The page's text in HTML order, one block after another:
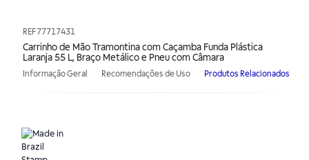
REF77717431
Carrinho de Mão Tramontina com Caçamba Funda Plástica
Laranja 55 L, Braço Metálico e Pneu com Câmara
Informação Geral Recomendações de Uso Produtos Relacionados